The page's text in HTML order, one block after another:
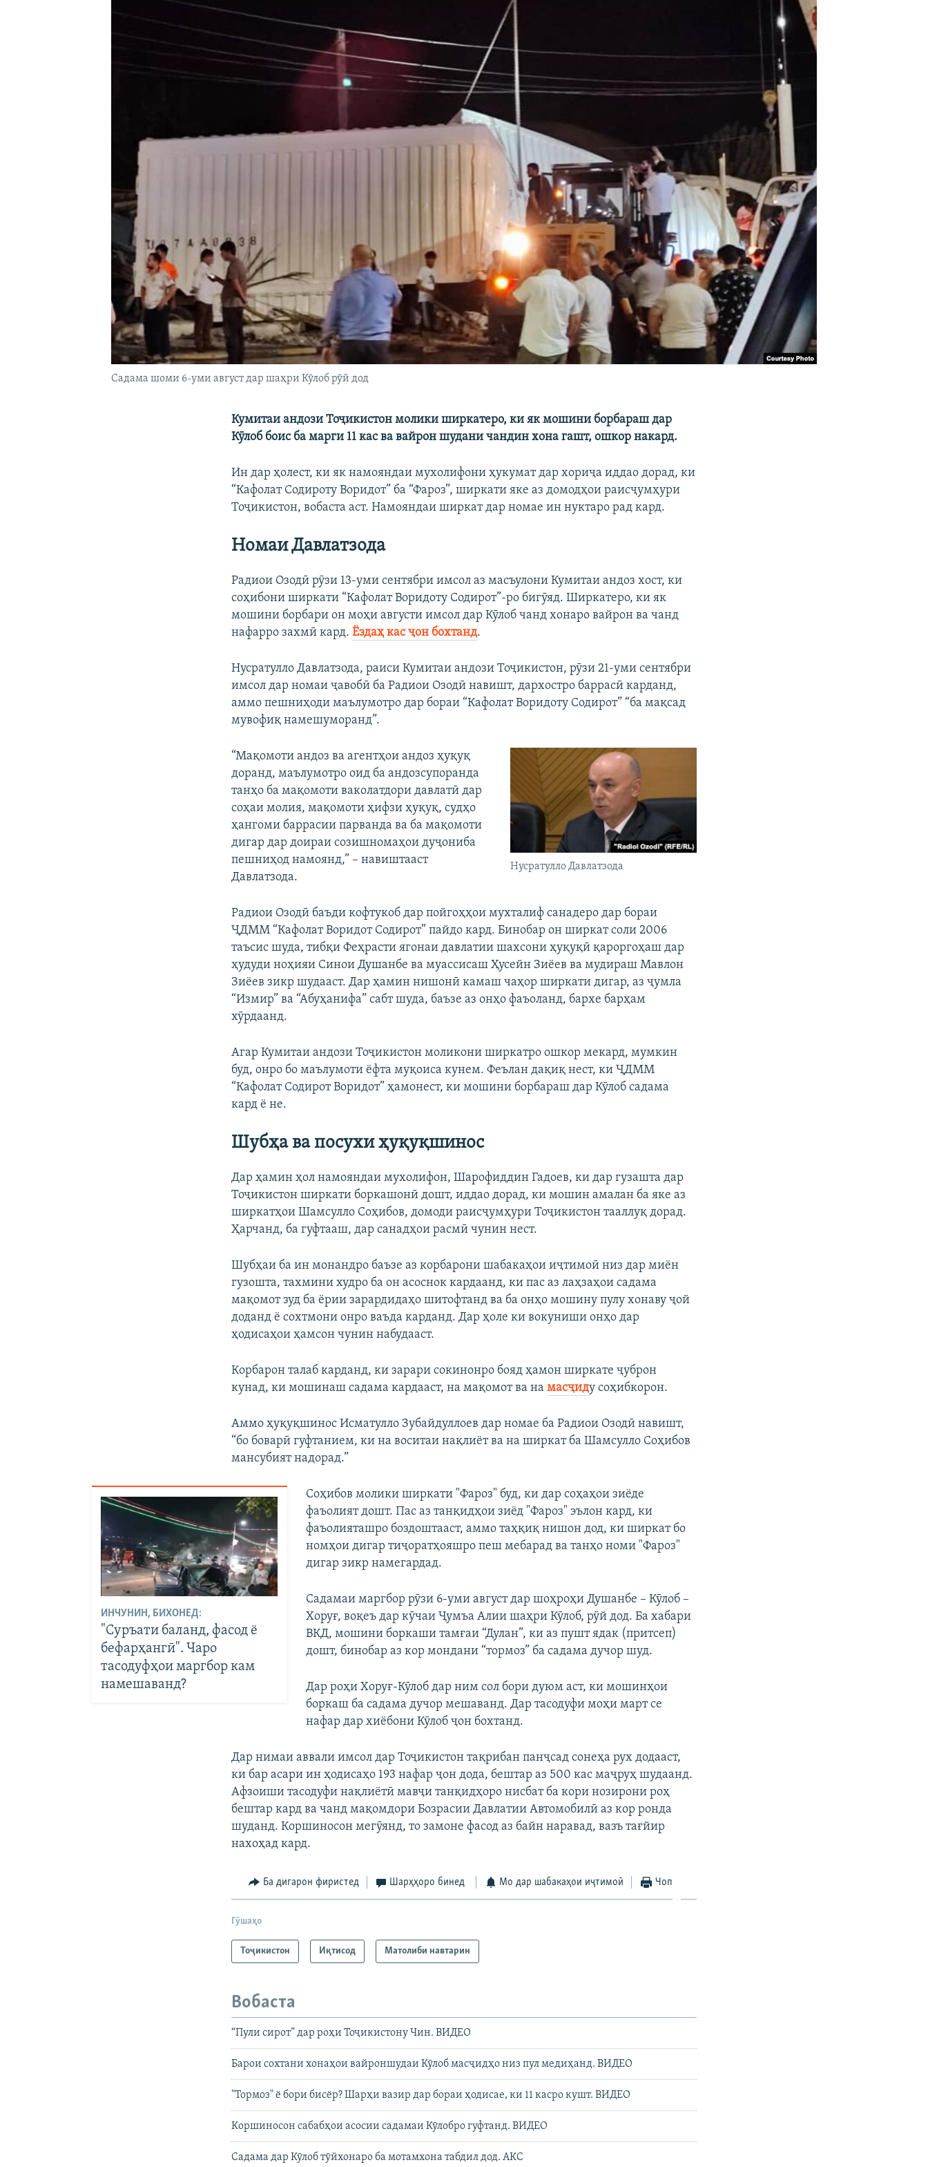
Садама шоми 6-уми август дар шаҳри Кӯлоб рӯй дод
Кумитаи андози Тоҷикистон молики ширкатеро, ки як мошини борбараш дар
Кӯлоб боис ба марги 11 кас ва вайрон шудани чандин хона гашт, ошкор накард.
Ин дар ҳолест, ки як намояндаи мухолифони ҳукумат дар хориҷа иддао дорад, ки
“Кафолат Содироту Воридот” ба “Фароз”, ширкати яке аз домодҳои раисҷумҳури
Тоҷикистон, вобаста аст. Намояндаи ширкат дар номае ин нуктаро рад кард.
Номаи Давлатзода
Радиои Озодӣ рӯзи 13-уми сентябри имсол аз масъулони Кумитаи андоз хост, ки
соҳибони ширкати “Кафолат Воридоту Содирот”-ро бигӯяд. Ширкатеро, ки як
мошини борбари он моҳи августи имсол дар Кӯлоб чанд хонаро вайрон ва чанд
нафарро захмӣ кард.Ёздаҳ кас ҷон бохтанд.
Нусратулло Давлатзода, раиси Кумитаи андози Тоҷикистон, рӯзи 21-уми сентябри
имсол дар номаи ҷавобӣ ба Радиои Озодӣ навишт, дархостро баррасӣ карданд,
аммо пешниҳоди маълумотро дар бораи “Кафолат Воридоту Содирот” “ба мақсад
мувофиқ намешуморанд”.
Нусратулло Давлатзода
“Мақомоти андоз ва агентҳои андоз ҳуқуқ
доранд, маълумотро оид ба андозсупоранда
танҳо ба мақомоти ваколатдори давлатӣ дар
соҳаи молия, мақомоти ҳифзи ҳуқуқ, судҳо
ҳангоми баррасии парванда ва ба мақомоти
дигар дар доираи созишномаҳои дуҷониба
пешниҳод намоянд,” – навиштааст
Давлатзода.
Радиои Озодӣ баъди кофтукоб дар пойгоҳҳои мухталиф санадеро дар бораи
ҶДММ “Кафолат Воридот Содирот” пайдо кард. Бинобар он ширкат соли 2006
таъсис шуда, тибқи Феҳрасти ягонаи давлатии шахсони ҳуқуқӣ қароргоҳаш дар
ҳудуди ноҳияи Синои Душанбе ва муассисаш Ҳусейн Зиёев ва мудираш Мавлон
Зиёев зикр шудааст. Дар ҳамин нишонӣ камаш чаҳор ширкати дигар, аз ҷумла
“Измир” ва “Абуҳанифа” сабт шуда, баъзе аз онҳо фаъоланд, бархе барҳам
хӯрдаанд.
Агар Кумитаи андози Тоҷикистон моликони ширкатро ошкор мекард, мумкин
буд, онро бо маълумоти ёфта муқоиса кунем. Феълан дақиқ нест, ки ҶДММ
“Кафолат Содирот Воридот” ҳамонест, ки мошини борбараш дар Кӯлоб садама
кард ё не.
Шубҳа ва посухи ҳуқуқшинос
Дар ҳамин ҳол намояндаи мухолифон, Шарофиддин Гадоев, ки дар гузашта дар
Тоҷикистон ширкати боркашонӣ дошт, иддао дорад, ки мошин амалан ба яке аз
ширкатҳои Шамсулло Соҳибов, домоди раисҷумҳури Тоҷикистон тааллуқ дорад.
Ҳарчанд, ба гуфтааш, дар санадҳои расмӣ чунин нест.
Шубҳаи ба ин монандро баъзе аз корбарони шабакаҳои иҷтимоӣ низ дар миён
гузошта, тахмини худро ба он асоснок кардаанд, ки пас аз лаҳзаҳои садама
мақомот зуд ба ёрии зарардидаҳо шитофтанд ва ба онҳо мошину пулу хонаву ҷой
доданд ё сохтмони онро ваъда карданд. Дар ҳоле ки вокуниши онҳо дар
ҳодисаҳои ҳамсон чунин набудааст.
Корбарон талаб карданд, ки зарари сокинонро бояд ҳамон ширкате ҷуброн
кунад, ки мошинаш садама кардааст, на мақомот ва намасҷиду соҳибкорон.
Аммо ҳуқуқшинос Исматулло Зубайдуллоев дар номае ба Радиои Озодӣ навишт,
“бо боварӣ гуфтанием, ки на воситаи нақлиёт ва на ширкат ба Шамсулло Соҳибов
мансубият надорад.”
ИНЧУНИН, БИХОНЕД:
"Суръати баланд, фасод ё
бефарҳангӣ". Чаро
тасодуфҳои маргбор кам
намешаванд?
Соҳибов молики ширкати "Фароз" буд, ки дар соҳаҳои зиёде
фаъолият дошт. Пас аз танқидҳои зиёд "Фароз" эълон кард, ки
фаъолияташро боздоштааст, аммо таҳқиқ нишон дод, ки ширкат бо
номҳои дигар тиҷоратҳояшро пеш мебарад ва танҳо номи "Фароз"
дигар зикр намегардад.
Садамаи маргбор рӯзи 6-уми август дар шоҳроҳи Душанбе – Кӯлоб –
Хоруғ, воқеъ дар кӯчаи Ҷумъа Алии шаҳри Кӯлоб, рӯй дод. Ба хабари
ВКД, мошини боркаши тамғаи “Дулан”, ки аз пушт ядак (притсеп)
дошт, бинобар аз кор мондани “тормоз” ба садама дучор шуд.
Дар роҳи Хоруғ-Кӯлоб дар ним сол бори дуюм аст, ки мошинҳои
боркаш ба садама дучор мешаванд. Дар тасодуфи моҳи март се
нафар дар хиёбони Кӯлоб ҷон бохтанд.
Дар нимаи аввали имсол дар Тоҷикистон тақрибан панҷсад сонеҳа рух додааст,
ки бар асари ин ҳодисаҳо 193 нафар ҷон дода, бештар аз 500 кас маҷруҳ шудаанд.
Афзоиши тасодуфи нақлиётӣ мавҷи танқидҳоро нисбат ба кори нозирони роҳ
бештар кард ва чанд мақомдори Бозрасии Давлатии Автомобилӣ аз кор ронда
шуданд. Коршиносон мегӯянд, то замоне фасод аз байн наравад, вазъ тағйир
нахоҳад кард.
Ба дигарон фиристед Шарҳҳоро бинед Мо дар шабакаҳои иҷтимоӣ Чоп
Гӯшаҳо
Тоҷикистон Иқтисод Матолиби навтарин
Вобаста
“Пули сирот” дар роҳи Тоҷикистону Чин. ВИДЕО
Барои сохтани хонаҳои вайроншудаи Кӯлоб масҷидҳо низ пул медиҳанд. ВИДЕО
"Тормоз" ё бори бисёр? Шарҳи вазир дар бораи ҳодисае, ки 11 касро кушт. ВИДЕО
Коршиносон сабабҳои асосии садамаи Кӯлобро гуфтанд. ВИДЕО
Садама дар Кӯлоб тӯйхонаро ба мотамхона табдил дод. АКС